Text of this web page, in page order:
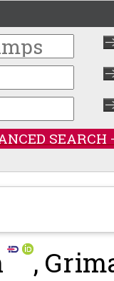
SEARCH
,